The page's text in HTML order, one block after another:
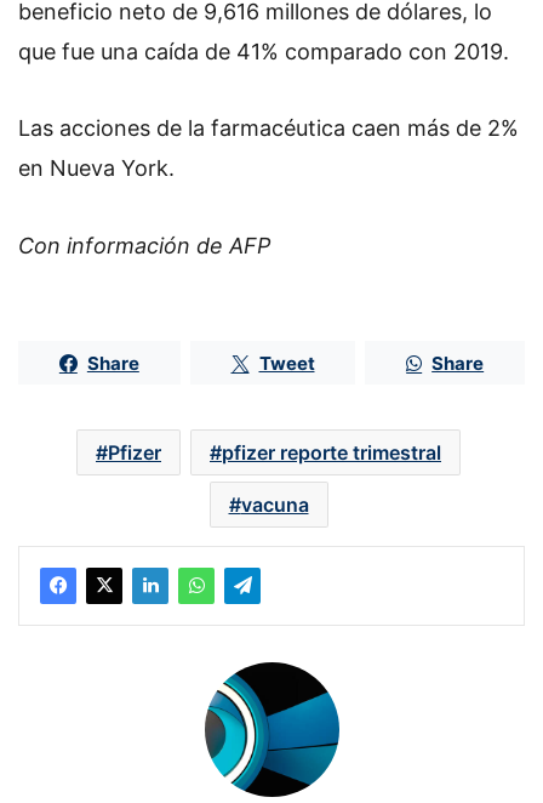
beneficio neto de 9,616 millones de dólares, lo
que fue una caída de 41% comparado con 2019.
Las acciones de la farmacéutica caen más de 2%
en Nueva York.
Con información de AFP
Share Tweet Share
Pfizer pfizer reporte trimestral
vacuna